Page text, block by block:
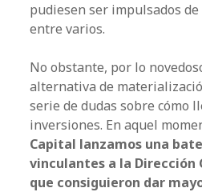
pudiesen ser impulsados
entre varios.
No obstante, por lo
alternativa de
serie de dudas sobre cómo
inversiones. En aquel
Capital lanzamos una
vinculantes a la Dirección
que consiguieron dar